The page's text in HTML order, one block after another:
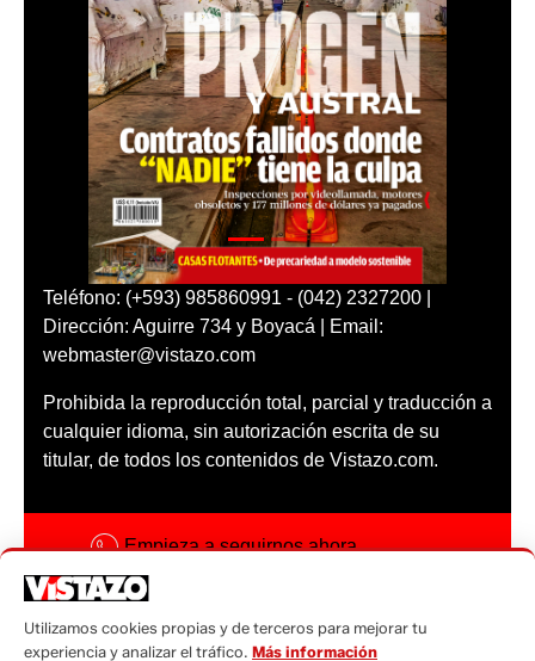
Teléfono: (+593) 985860991 - (042) 2327200 |
Dirección: Aguirre 734 y Boyacá | Email:
webmaster@vistazo.com
Prohibida la reproducción total, parcial y traducción a
cualquier idioma, sin autorización escrita de su
titular, de todos los contenidos de Vistazo.com.
Empieza a seguirnos ahora
Código ética
Utilizamos cookies propias y de terceros para mejorar tu
experiencia y analizar el tráfico. Más información